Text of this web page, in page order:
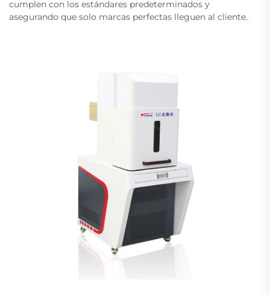
cumplen con los estándares predeterminados y
asegurando que solo marcas perfectas lleguen al cliente.